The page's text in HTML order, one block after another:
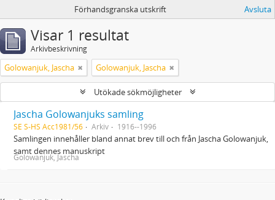
Förhandsgranska utskrift Avsluta
Visar 1 resultat
Arkivbeskrivning
Golowanjuk, Jascha Golowanjuk, Jascha
Utökade sökmöjligheter
Jascha Golowanjuks samling
SE S-HS Acc1981/56 Arkiv 1916--1996
Samlingen innehåller bland annat brev till och från Jascha Golowanjuk,
samt dennes manuskript
Golowanjuk, Jascha